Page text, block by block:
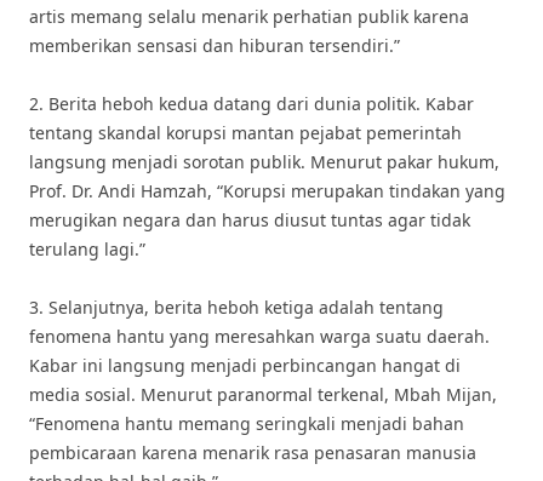
artis memang selalu menarik perhatian publik karena
memberikan sensasi dan hiburan tersendiri.”
2. Berita heboh kedua datang dari dunia politik. Kabar
tentang skandal korupsi mantan pejabat pemerintah
langsung menjadi sorotan publik. Menurut pakar hukum,
Prof. Dr. Andi Hamzah, “Korupsi merupakan tindakan yang
merugikan negara dan harus diusut tuntas agar tidak
terulang lagi.”
3. Selanjutnya, berita heboh ketiga adalah tentang
fenomena hantu yang meresahkan warga suatu daerah.
Kabar ini langsung menjadi perbincangan hangat di
media sosial. Menurut paranormal terkenal, Mbah Mijan,
“Fenomena hantu memang seringkali menjadi bahan
pembicaraan karena menarik rasa penasaran manusia